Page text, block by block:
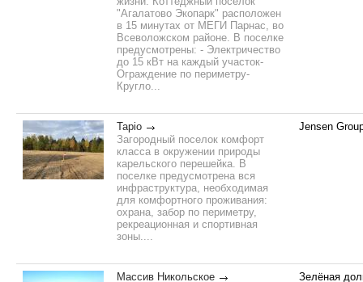
"Агалатово Экопарк" расположен
в 15 минутах от МЕГИ Парнас, во
Всеволожском районе. В поселке
предусмотрены: - Электричество
до 15 кВт на каждый участок-
Ограждение по периметру-
Кругло...
Tapio
Загородный поселок комфорт
класса в окружении природы
карельского перешейка. В
поселке предусмотрена вся
инфраструктура, необходимая
для комфортного проживания:
охрана, забор по периметру,
рекреационная и спортивная
зоны....
Jensen
Массив Никольское
Зелёная